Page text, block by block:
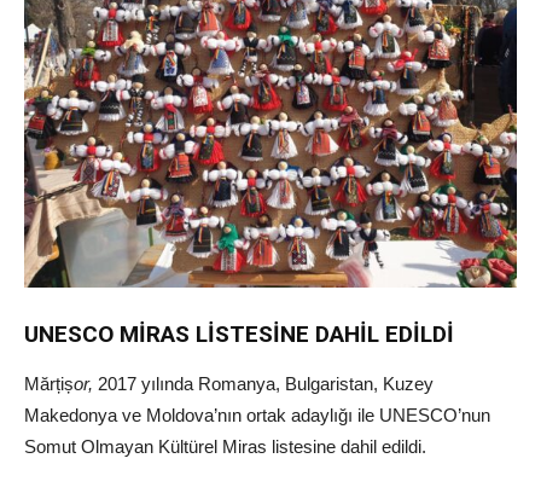
UNESCO MİRAS LİSTESİNE DAHİL EDİLDİ
Mărțișor, 2017 yılında Romanya, Bulgaristan, Kuzey
Makedonya ve Moldova’nın ortak adaylığı ile UNESCO’nun
Somut Olmayan Kültürel Miras listesine dahil edildi.